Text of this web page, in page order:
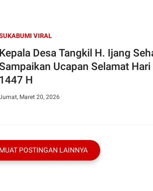
VIRAL
Kepala Desa Tangkil H. Ijang
Sampaikan Ucapan Selamat
1447 H
Maret 20, 2026
MUAT POSTINGAN LAINNYA